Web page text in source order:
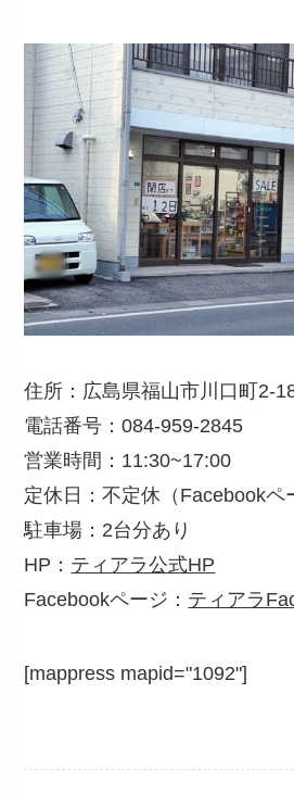
住所：広島県福山市川口町2-
電話番号：084-959-2845
営業時間：11:30~17:00
定休日：不定休（Facebookペ
駐車場：2台分あり
HP： ティアラ公式HP
Facebookページ： ティアラ
[mappress mapid="1092"]